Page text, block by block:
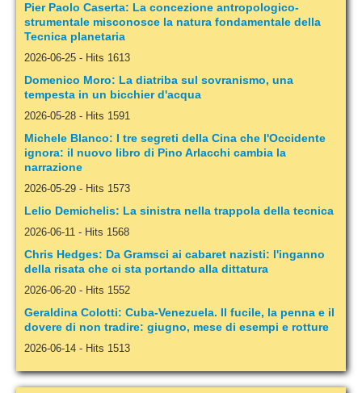
Pier Paolo Caserta: La concezione antropologico-
strumentale misconosce la natura fondamentale della
Tecnica planetaria
2026-06-25 - Hits 1613
Domenico Moro: La diatriba sul sovranismo, una
tempesta in un bicchier d'acqua
2026-05-28 - Hits 1591
Michele Blanco: I tre segreti della Cina che l'Occidente
ignora: il nuovo libro di Pino Arlacchi cambia la
narrazione
2026-05-29 - Hits 1573
Lelio Demichelis: La sinistra nella trappola della tecnica
2026-06-11 - Hits 1568
Chris Hedges: Da Gramsci ai cabaret nazisti: l'inganno
della risata che ci sta portando alla dittatura
2026-06-20 - Hits 1552
Geraldina Colotti: Cuba-Venezuela. Il fucile, la penna e il
dovere di non tradire: giugno, mese di esempi e rotture
2026-06-14 - Hits 1513